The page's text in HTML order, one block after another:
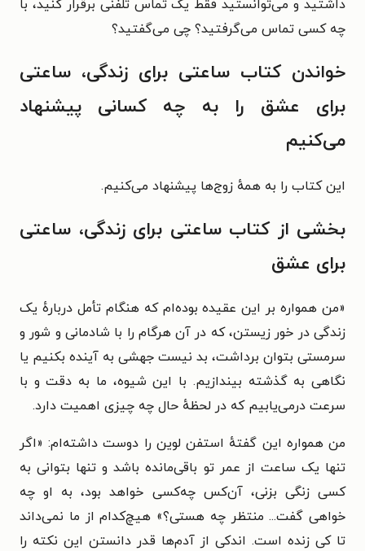
داشتید و می‌توانستید فقط یک تماس تلفنی برقرار کنید، با
چه کسی تماس می‌گرفتید؟ چی می‌گفتید؟
خواندن کتاب ساعتی برای زندگی، ساعتی
برای عشق را به چه کسانی پیشنهاد
می‌کنیم
این کتاب را به همهٔ زوج‌ها پیشنهاد می‌کنیم.
بخشی از کتاب ساعتی برای زندگی، ساعتی
برای عشق
«من همواره بر این عقیده بوده‌ام که هنگام تأمل دربارهٔ یک
زندگی در خور زیستن، که در آن هرگام را با شادمانی و شور و
سرمستی بتوان برداشت، بد نیست جهشی به آینده بکنیم یا
نگاهی به گذشته بیندازیم. با این شیوه، ما به دقت و با
سرعت درمی‌یابیم که در لحظهٔ حال چه چیزی اهمیت دارد.
من همواره این گفتهٔ استفن لوین را دوست داشته‌ام: «اگر
تنها یک ساعت از عمر تو باقی‌مانده باشد و تنها بتوانی به
کسی زنگی بزنی، آن‌کس چه‌کسی خواهد بود، به او چه
خواهی گفت... منتظر چه هستی؟» هیچ‌کدام از ما نمی‌داند
تا کی زنده است. اندکی از آدم‌ها قدر دانستن این نکته را